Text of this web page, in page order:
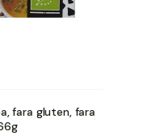
fara gluten, fara